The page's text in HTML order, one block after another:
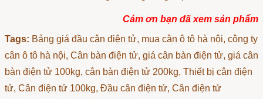
Cám ơn bạn đã xem sản phẩm
Tags: Bảng giá đầu cân điện tử, mua cân ô tô hà nội, công ty
cân ô tô hà nội, Cân bàn điện tử, giá cân bàn điện tử, giá cân
bàn điện tử 100kg, cân bàn điện tử 200kg, Thiết bị cân điện
tử, Cân điện tử 100kg, Đầu cân điện tử, Cân điện tử